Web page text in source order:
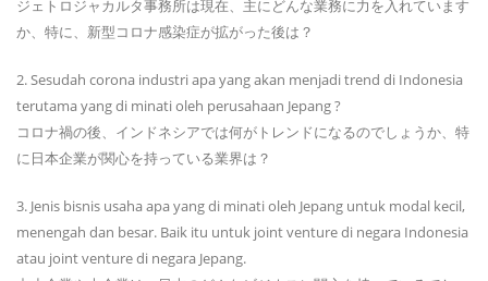
ジェトロジャカルタ事務所は現在、主にどんな業務に力を入れています
か、特に、新型コロナ感染症が拡がった後は？
2. Sesudah corona industri apa yang akan menjadi trend di Indonesia
terutama yang di minati oleh perusahaan Jepang ?
コロナ禍の後、インドネシアでは何がトレンドになるのでしょうか、特
に日本企業が関心を持っている業界は？
3. Jenis bisnis usaha apa yang di minati oleh Jepang untuk modal kecil,
menengah dan besar. Baik itu untuk joint venture di negara Indonesia
atau joint venture di negara Jepang.